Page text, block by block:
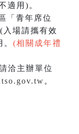
適用)。
「青年席位
場請攜有效
(相關成年禮
洽主辦單位
。